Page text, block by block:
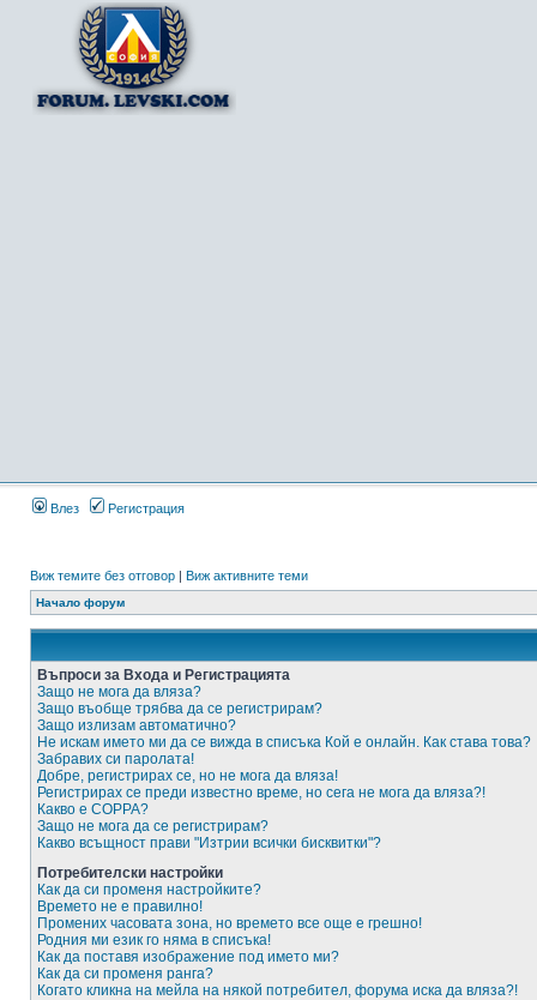
Влез Регистрация
Виж темите без отговор | Виж активните теми
Начало форум
Въпроси за Входа и Регистрацията
Защо не мога да вляза?
Защо въобще трябва да се регистрирам?
Защо излизам автоматично?
Не искам името ми да се вижда в списъка Кой е онлайн. Как става това?
Забравих си паролата!
Добре, регистрирах се, но не мога да вляза!
Регистрирах се преди известно време, но сега не мога да вляза?!
Какво е COPPA?
Защо не мога да се регистрирам?
Какво всъщност прави "Изтрии всички бисквитки"?
Потребителски настройки
Как да си променя настройките?
Времето не е правилно!
Промених часовата зона, но времето все още е грешно!
Родния ми език го няма в списъка!
Как да поставя изображение под името ми?
Как да си променя ранга?
Когато кликна на мейла на някой потребител, форума иска да вляза?!